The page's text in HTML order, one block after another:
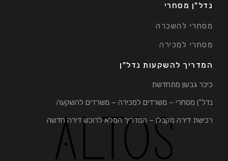
נדל"ן מסחרי
מסחרי להשכרה
מסחרי למכירה
המדריך להשקעות נדל"ן
כיכר גבעון מתחדשת
נדל"ן מסחרי – משרדים למכירה – משרדים להשקעה
רכישת דירה מקבלן – המדריך המלא לרוכש דירה חדשה